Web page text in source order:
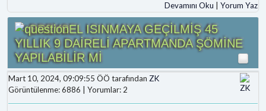
Devamını Oku
Yorum Yaz
BREYSEL ISINMAYA GEÇİLMİŞ 45
YILLIK 9 DAİRELİ APARTMANDA ŞÖMİNE
YAPILABİLİR Mİ
Mart 10, 2024, 09:09:55 ÖÖ tarafından ZK
Görüntülenme: 6886 | Yorumlar: 2